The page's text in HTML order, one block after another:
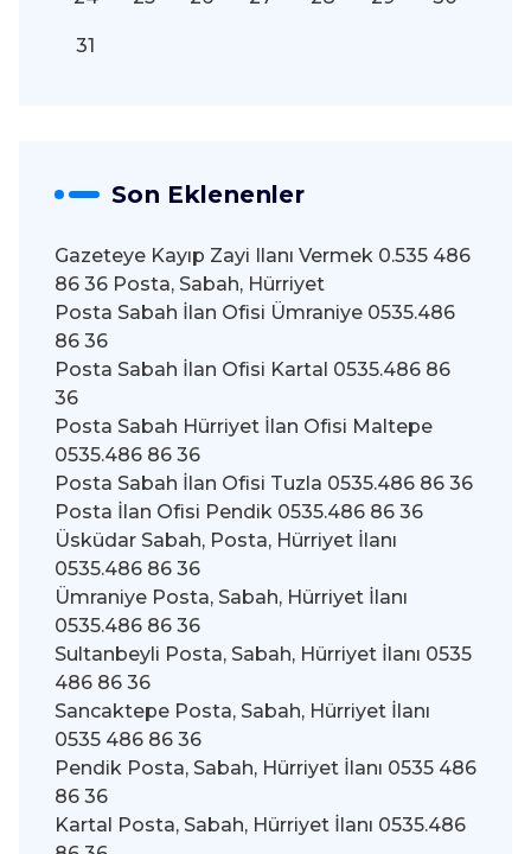
31
Son Eklenenler
Gazeteye Kayıp Zayi Ilanı Vermek 0.535 486
86 36 Posta, Sabah, Hürriyet
Posta Sabah İlan Ofisi Ümraniye 0535.486
86 36
Posta Sabah İlan Ofisi Kartal 0535.486 86
36
Posta Sabah Hürriyet İlan Ofisi Maltepe
0535.486 86 36
Posta Sabah İlan Ofisi Tuzla 0535.486 86 36
Posta İlan Ofisi Pendik 0535.486 86 36
Üsküdar Sabah, Posta, Hürriyet İlanı
0535.486 86 36
Ümraniye Posta, Sabah, Hürriyet İlanı
0535.486 86 36
Sultanbeyli Posta, Sabah, Hürriyet İlanı 0535
486 86 36
Sancaktepe Posta, Sabah, Hürriyet İlanı
0535 486 86 36
Pendik Posta, Sabah, Hürriyet İlanı 0535 486
86 36
Kartal Posta, Sabah, Hürriyet İlanı 0535.486